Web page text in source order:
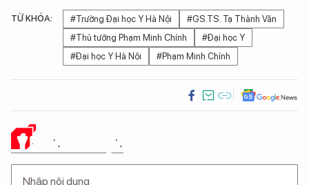
TỪ KHÓA: #Trường Đại học Y Hà Nội
#GS.TS. Tạ Thành Văn
#Thủ tướng Phạm Minh Chính
#Đại học Y
#Đại học Y Hà Nội
#Phạm Minh Chính
Ý KIẾN CỦA BẠN